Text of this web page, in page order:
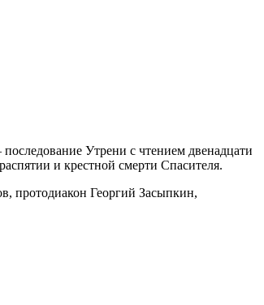
Утрени с чтением двенадцати
и крестной смерти Спасителя.
протодиакон Георгий Засыпкин,